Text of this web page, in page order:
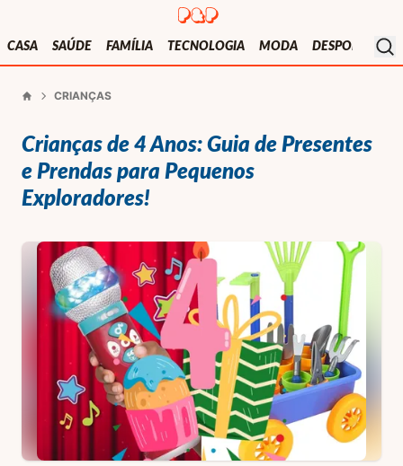
Presentes e Prendas
CASA SAÚDE FAMÍLIA TECNOLOGIA MODA DESPORTO
CRIANÇAS
Crianças de 4 Anos: Guia de Presentes
e Prendas para Pequenos
Exploradores!